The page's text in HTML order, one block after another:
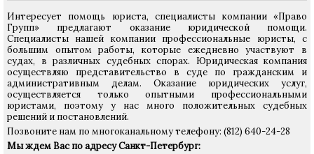
Интересует помощь юриста, специалисты компании «Право
Групп» предлагают оказание юридической помощи.
Специалисты нашей компании профессиональные юристы, с
большим опытом работы, которые ежедневно участвуют в
судах, в различных судебных спорах. Юридическая компания
осуществляю представительство в суде по гражданским и
административным делам. Оказание юридических услуг,
осуществляется только опытными профессиональными
юристами, поэтому у нас много положительных судебных
решений и постановлений.
Позвоните нам по многоканальному телефону: (812) 640-24-28
Мы ждем Вас по адресу Санкт-Петербург: